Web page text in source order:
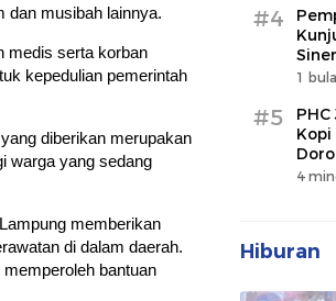
dan musibah lainnya.
medis serta korban
kepedulian pemerintah
diberikan merupakan
warga yang sedang
memberikan
di dalam daerah.
bantuan
#4
1
#5
4
Hiburan